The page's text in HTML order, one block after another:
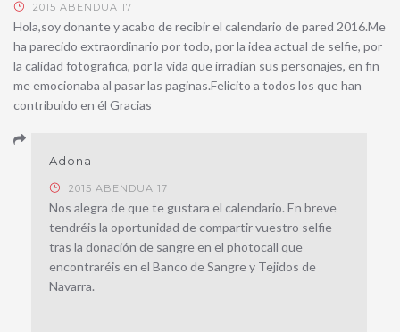
2015 ABENDUA 17
Hola,soy donante y acabo de recibir el calendario de pared 2016.Me
ha parecido extraordinario por todo, por la idea actual de selfie, por
la calidad fotografica, por la vida que irradian sus personajes, en fin
me emocionaba al pasar las paginas.Felicito a todos los que han
contribuido en él Gracias
Adona
2015 ABENDUA 17
Nos alegra de que te gustara el calendario. En breve
tendréis la oportunidad de compartir vuestro selfie
tras la donación de sangre en el photocall que
encontraréis en el Banco de Sangre y Tejidos de
Navarra.